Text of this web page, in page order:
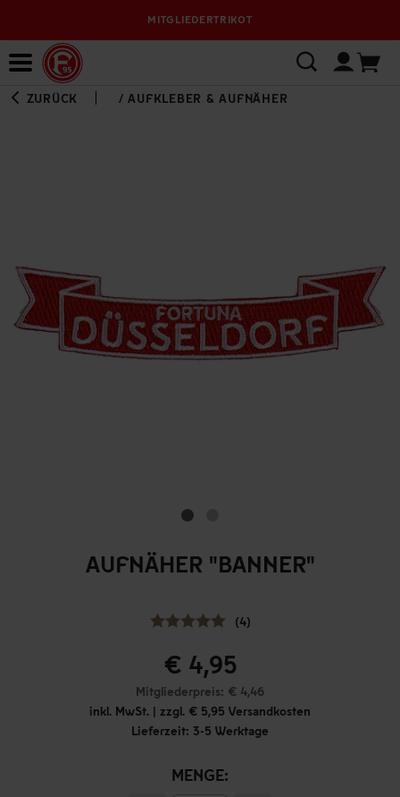
MITGLIEDERTRIKOT
ZURÜCK /AUFKLEBER & AUFNÄHER
AUFNÄHER "BANNER"
(4)
€ 4,95
Mitgliederpreis: € 4,46
inkl. MwSt. | zzgl. € 5,95 Versandkosten
Lieferzeit: 3-5 Werktage
MENGE: